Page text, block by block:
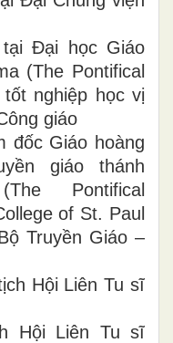
Đại học Giáo
(The Pontifical
nghiệp học vị
giáo
đốc Giáo hoàng
giáo thánh
Pontifical
of St. Paul
Truyền Giáo –
Hội Liên Tu sĩ
Hội Liên Tu sĩ